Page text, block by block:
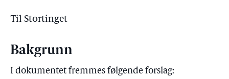
Til Stortinget
Bakgrunn
I dokumentet fremmes følgende forslag: